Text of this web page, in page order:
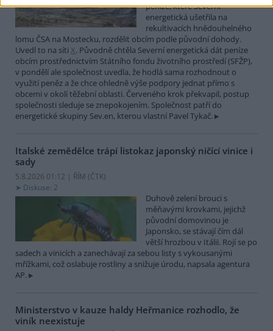
peníze, které Severní
energetická ušetřila na
rekultivacích hnědouhelného
lomu ČSA na Mostecku, rozdělit obcím podle původní dohody.
Uvedl to na síti X. Původně chtěla Severní energetická dát peníze
obcím prostřednictvím Státního fondu životního prostředí (SFŽP),
v pondělí ale společnost uvedla, že hodlá sama rozhodnout o
využití peněz a že chce ohledně výše podpory jednat přímo s
obcemi v okolí těžební oblasti. Červeného krok překvapil, postup
společnosti sleduje se znepokojením. Společnost patří do
energetické skupiny Sev.en, kterou vlastní Pavel Tykač.
Italské zemědělce trápí listokaz japonský ničící vinice i
sady
5.8.2026 01:12 | ŘÍM (ČTK)
Diskuse: 2
Duhově zelení brouci s
měňavými krovkami, jejichž
původní domovinou je
Japonsko, se stávají čím dál
větší hrozbou v Itálii. Rojí se po
sadech a vinicích a zanechávají za sebou listy s vykousanými
mřížkami, což oslabuje rostliny a snižuje úrodu, napsala agentura
AP.
Ministerstvo v kauze haldy Heřmanice rozhodlo, že
viník neexistuje